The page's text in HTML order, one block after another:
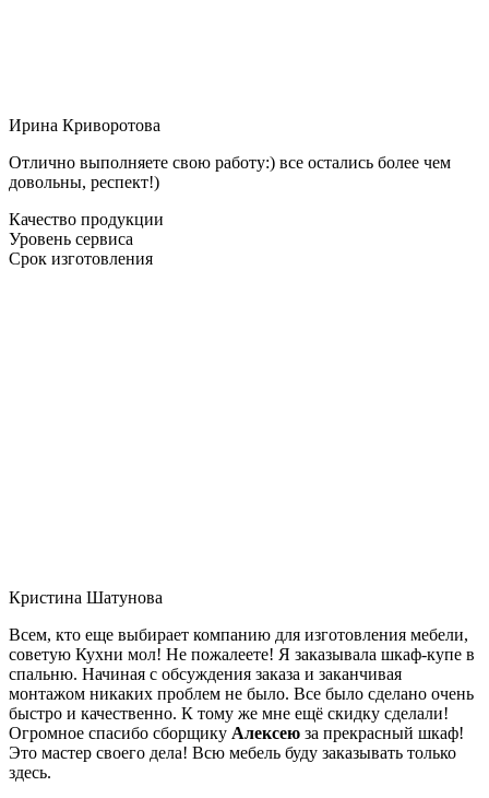
Ирина Криворотова
Отлично выполняете свою работу:) все остались более чем
довольны, респект!)
Качество продукции
Уровень сервиса
Срок изготовления
Кристина Шатунова
Всем, кто еще выбирает компанию для изготовления мебели,
советую Кухни мол! Не пожалеете! Я заказывала шкаф-купе в
спальню. Начиная с обсуждения заказа и заканчивая
монтажом никаких проблем не было. Все было сделано очень
быстро и качественно. К тому же мне ещё скидку сделали!
Огромное спасибо сборщику Алексею за прекрасный шкаф!
Это мастер своего дела! Всю мебель буду заказывать только
здесь.